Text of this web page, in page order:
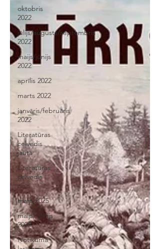
oktobris
2022
jūlijs/augusts/septembris
2022
maijs/jūnijs
2022
aprīlis 2022
marts 2022
janvāris/februāris
2022
Literatūras
ceļvedis
jautā
Literatūras
ceļvedis
ziņo
maijs 2025
maijs/ jūnijs
2025
Notikuma